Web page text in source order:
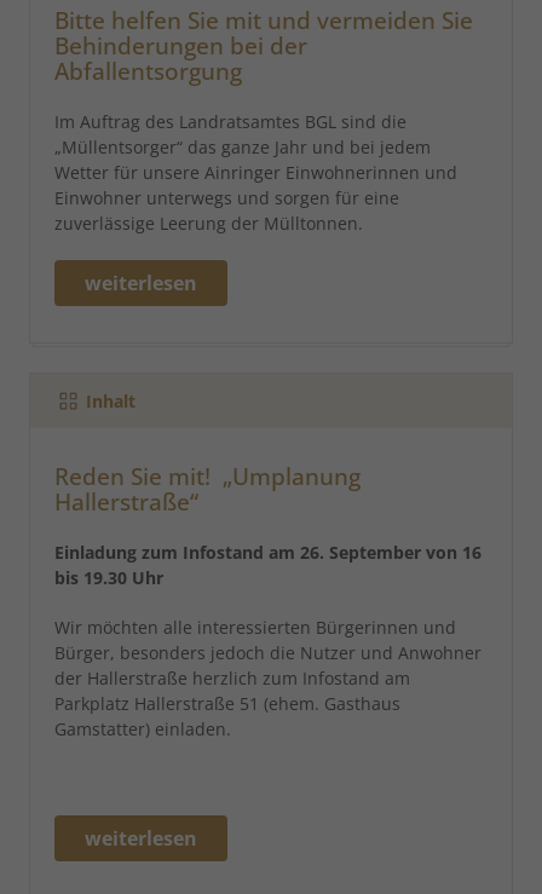
Bitte helfen Sie mit und vermeiden Sie
Behinderungen bei der
Abfallentsorgung
Im Auftrag des Landratsamtes BGL sind die
„Müllentsorger“ das ganze Jahr und bei jedem
Wetter für unsere Ainringer Einwohnerinnen und
Einwohner unterwegs und sorgen für eine
zuverlässige Leerung der Mülltonnen.
weiterlesen
Inhalt
Reden Sie mit! „Umplanung
Hallerstraße“
Einladung zum Infostand am 26. September von 16
bis 19.30 Uhr
Wir möchten alle interessierten Bürgerinnen und
Bürger, besonders jedoch die Nutzer und Anwohner
der Hallerstraße herzlich zum Infostand am
Parkplatz Hallerstraße 51 (ehem. Gasthaus
Gamstatter) einladen.
weiterlesen